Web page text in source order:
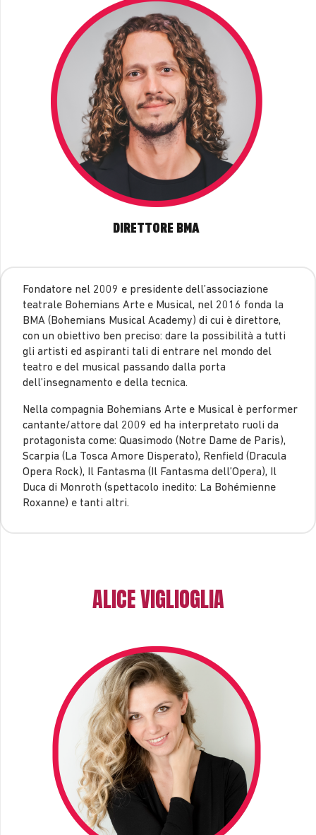
DIRETTORE BMA
Fondatore nel 2009 e presidente dell’associazione
teatrale Bohemians Arte e Musical, nel 2016 fonda la
BMA (Bohemians Musical Academy) di cui è direttore,
con un obiettivo ben preciso: dare la possibilità a tutti
gli artisti ed aspiranti tali di entrare nel mondo del
teatro e del musical passando dalla porta
dell’insegnamento e della tecnica.
Nella compagnia Bohemians Arte e Musical è performer
cantante/attore dal 2009 ed ha interpretato ruoli da
protagonista come: Quasimodo (Notre Dame de Paris),
Scarpia (La Tosca Amore Disperato), Renfield (Dracula
Opera Rock), Il Fantasma (Il Fantasma dell’Opera), Il
Duca di Monroth (spettacolo inedito: La Bohémienne
Roxanne) e tanti altri.
ALICE VIGLIOGLIA